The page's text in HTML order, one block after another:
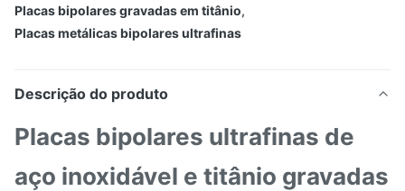
Placas bipolares gravadas em titânio,
Placas metálicas bipolares ultrafinas
Descrição do produto
Placas bipolares ultrafinas de
aço inoxidável e titânio gravadas